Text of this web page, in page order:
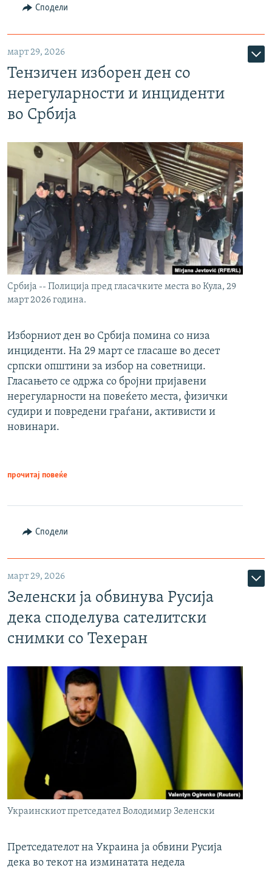
Сподели
март 29, 2026
Тензичен изборен ден со
нерегуларности и инциденти
во Србија
Србија -- Полиција пред гласачките места во Кула, 29
март 2026 година.
Изборниот ден во Србија помина со низа
инциденти. На 29 март се гласаше во десет
српски општини за избор на советници.
Гласањето се одржа со бројни пријавени
нерегуларности на повеќето места, физички
судири и повредени граѓани, активисти и
новинари.
прочитај повеќе
Сподели
март 29, 2026
Зеленски ја обвинува Русија
дека споделува сателитски
снимки со Техеран
Украинскиот претседател Володимир Зеленски
Претседателот на Украина ја обвини Русија
дека во текот на изминатата недела